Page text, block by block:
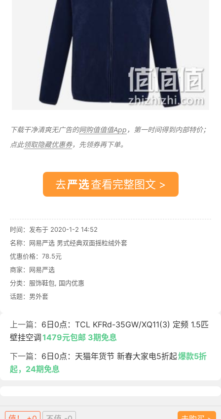
下载干净清爽无广告的网购值值值App ，第一时间得到内部特价；
点此领取隐藏优惠券，先领券再下单。
去 查看完整图文 >
时间：发布于 2020-1-2 14:52
名称： 网易严选 男式经典双面摇粒绒外套
优惠价格： 78.5元
商家： 网易严选
分类： 服饰鞋包, 国内优惠
话题： 男外套
上一篇： 6日0点：TCL KFRd-35GW/XQ11(3) 定频 1.5匹
壁挂空调1479元包邮 3期免息
下一篇： 6日0点：天猫年货节 新春大家电5折起爆款5折
起，24期免息